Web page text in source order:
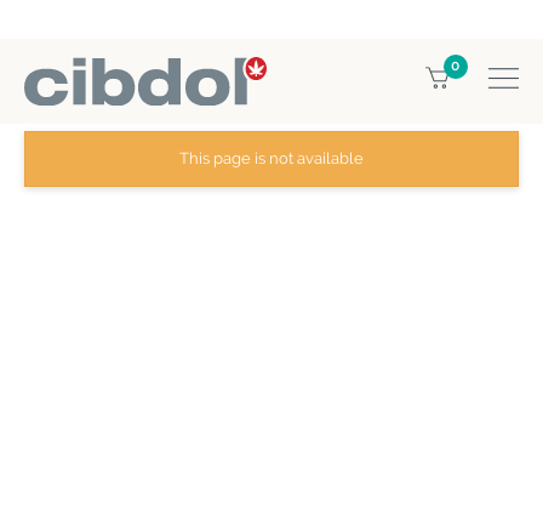
0
Home Guarantee
This page is not available